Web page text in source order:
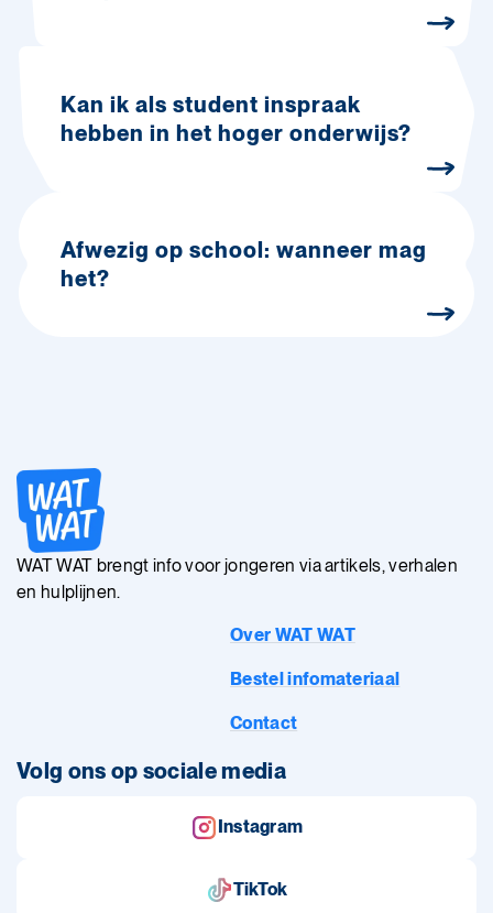
Kan ik als student inspraak
hebben in het hoger onderwijs?
Afwezig op school: wanneer mag
het?
WAT WAT brengt info voor jongeren via artikels, verhalen
en hulplijnen.
Over WAT WAT
Bestel infomateriaal
Contact
Volg ons op sociale media
Instagram
TikTok